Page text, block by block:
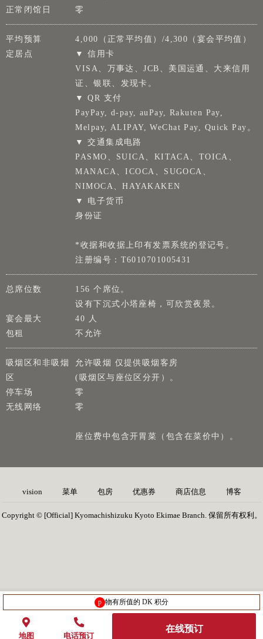
正常闭馆日
零
平均预算
4,000（正常平均值）/4,300（宴会平均值）
定居点
▼ 信用卡
VISA、万事达、JCB、美国运通、大来信用
证、银联、发现卡。
▼ QR 支付
PayPay, d-pay, auPay, Rakuten Pay,
Melpay, ALIPAY, WeChat Pay, Quick Pay。
▼ 交通集成电路
PASMO、SUICA、KITACA、TOICA、
MANACA、ICOCA、SUGOCA、
NIMOCA、HAYAKAKEN
▼ 电子货币
身份证
*收据和收据上印有发票系统的登记号。
注册编号：T6010701005431
总席位数
156 个席位。
设有下沉式小塔座椅，可欣赏夜景。
宴会最大
40 人
包租
不允许
吸烟区和非吸烟
区
允许吸烟 仅提供吸烟客房
(吸烟区与座位区分开）。
停车场
零
无线网络
零
座位费中包含开胃菜（包含在菜价中）。
vision 菜单 包房 优惠券 商店信息 博客
Copyright © [Official] Kyomachishizuku Kyoto Ekimae Branch. 保留所有权利。
p 物有所值的 DK 积分
地图 电话预订
在线预订